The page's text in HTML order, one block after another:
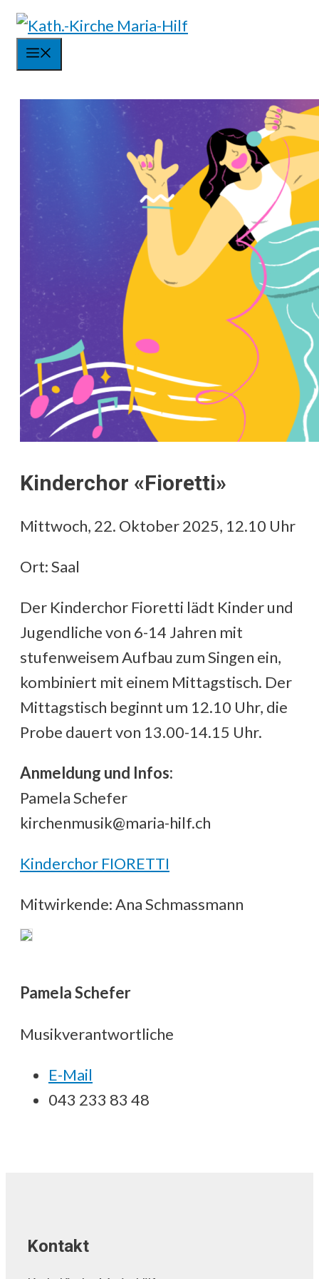
Springe
zum
Inhalt
Kinderchor «Fioretti»
Mittwoch, 22. Oktober 2025, 12.10 Uhr
Ort: Saal
Der Kinderchor Fioretti lädt Kinder und
Jugendliche von 6-14 Jahren mit
stufenweisem Aufbau zum Singen ein,
kombiniert mit einem Mittagstisch. Der
Mittagstisch beginnt um 12.10 Uhr, die
Probe dauert von 13.00-14.15 Uhr.
Anmeldung und Infos:
Pamela Schefer
kirchenmusik@maria-hilf.ch
Kinderchor FIORETTI
Mitwirkende: Ana Schmassmann
Pamela Schefer
Musikverantwortliche
E-Mail
043 233 83 48
Kontakt